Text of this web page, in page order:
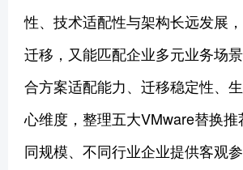
性、技术适配性与架构长远发展
迁移，又能匹配企业多元业务场
合方案适配能力、迁移稳定性、
心维度，整理五大VMware替换
同规模、不同行业企业提供客观参